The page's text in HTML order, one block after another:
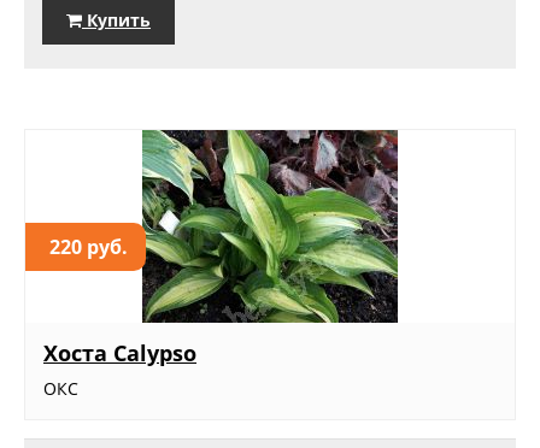
Купить
220 руб.
Хоста Calypso
ОКС